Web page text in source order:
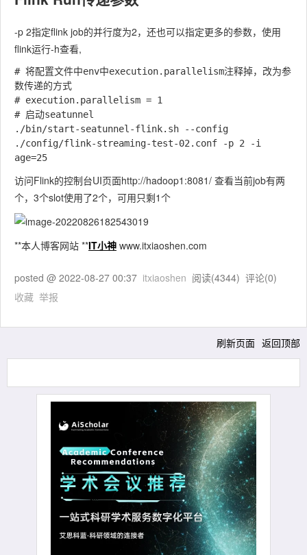
-p 2指定flink job的并行度为2，还也可以指定更多的参数，使用
flink运行-h查看,
# 将配置文件中env中execution.parallelism注释掉，改为参
数传递的方式
# execution.parallelism = 1
# 启动seatunnel
./bin/start-seatunnel-flink.sh --config
./config/flink-streaming-test-02.conf -p 2 -i
访问Flink的控制台UI页面http://hadoop1:8081/ 查看当前job有两
个，3个slot使用了2个，可用只剩1个
**本人博客网站 **IT小神 www.itxiaoshen.com
posted @ 2022-08-27 00:37 itxiaoshen 阅读(4344) 评论(0)
收藏 举报
刷新页面 返回顶部